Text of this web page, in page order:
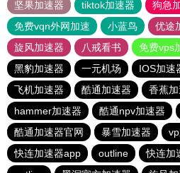
坚果加速器
tiktok加速器
狗急
免费vqn外网加速
小蓝鸟 优途
旋风加速器
八戒看书
免费vps
黑豹加速器
一元机场 IOS加速
飞机加速器
酷通加速器
香蕉
hammer加速器
酷通npv加速器
酷通加速器官网
暴雪加速器
快连加速器app
outline 快连加